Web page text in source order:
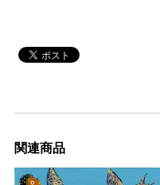
関連商品